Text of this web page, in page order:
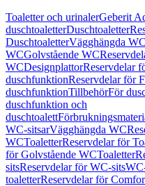
Toaletter och urinalerGeberit
duschtoaletterDuschtoaletter
DuschtoaletterVägghängda WC
WCGolvstående WC
WCDesignplattorReservdelar
duschfunktionReservdelar för
duschfunktionTillbehörFör
duschfunktion och
duschtoalett
WC-sitsarVägghängda WC
WCToaletterReservdelar för
för Golvstående WCToaletter
sitsReservdelar för WC-sits
toaletterReservdelar för